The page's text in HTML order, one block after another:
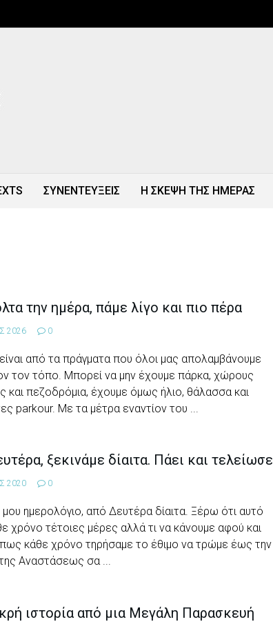
ΣΥΝΕΝΤΕΥΞΕΙΣ Η ΣΚΕΨΗ ΤΗΣ ΗΜΕΡΑΣ
την ημέρα, πάμε λίγο και πιο πέρα
2026 0
από τα πράγματα που όλοι μας απολαμβάνουμε
τον τόπο. Μπορεί να μην έχουμε πάρκα, χώρους
και πεζοδρόμια, έχουμε όμως ήλιο, θάλασσα και
parkour. Με τα μέτρα εναντίον του ...
ξεκινάμε δίαιτα. Πάει και τελείωσε
2020 0
ημερολόγιο, από Δευτέρα δίαιτα. Ξέρω ότι αυτό
χρόνο τέτοιες μέρες αλλά τι να κάνουμε αφού και
κάθε χρόνο τηρήσαμε το έθιμο να τρώμε έως την
της Αναστάσεως σα ...
ιστορία από μια Μεγάλη Παρασκευή